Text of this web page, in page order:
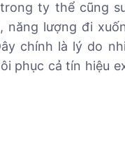
ty thể cũng
năng lượng đi
chính là lý do
phục cả tín hiệu